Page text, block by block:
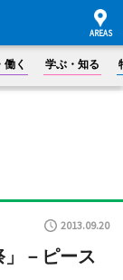
働く 学ぶ・知る
2013.09.20
－ピース